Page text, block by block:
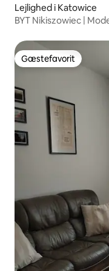
Lejlighed i Katowice
BYT Nikiszowiec |
Gæstefavorit
Gæstefavorit